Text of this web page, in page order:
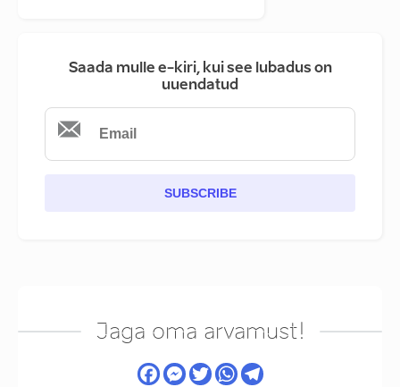
Saada mulle e-kiri, kui see lubadus on
uuendatud
SUBSCRIBE
Jaga oma arvamust!